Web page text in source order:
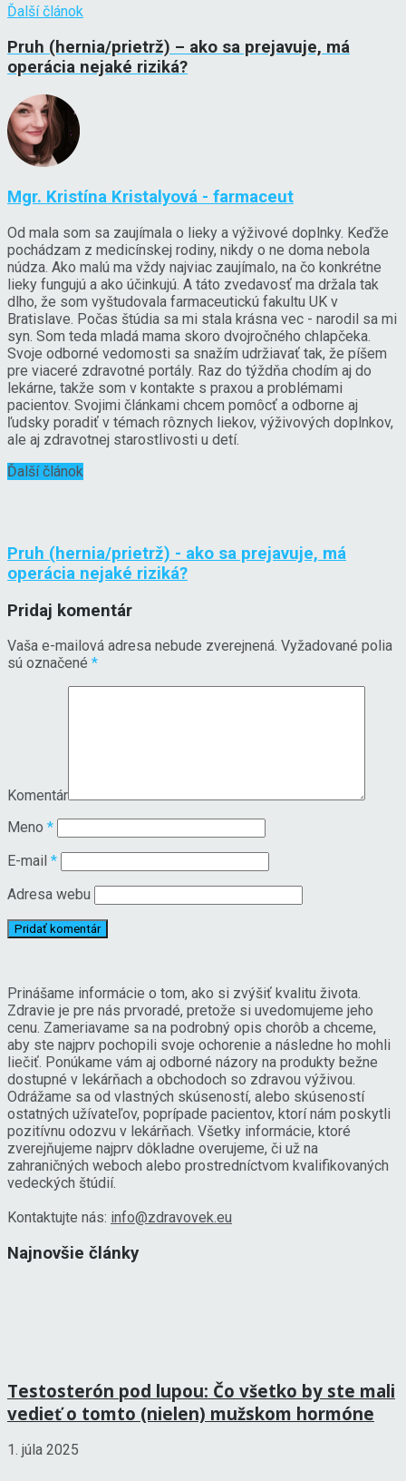
Ďalší článok
Pruh (hernia/prietrž) – ako sa prejavuje, má
operácia nejaké riziká?
Mgr. Kristína Kristalyová - farmaceut
Od mala som sa zaujímala o lieky a výživové doplnky. Keďže
pochádzam z medicínskej rodiny, nikdy o ne doma nebola
núdza. Ako malú ma vždy najviac zaujímalo, na čo konkrétne
lieky fungujú a ako účinkujú. A táto zvedavosť ma držala tak
dlho, že som vyštudovala farmaceutickú fakultu UK v
Bratislave. Počas štúdia sa mi stala krásna vec - narodil sa mi
syn. Som teda mladá mama skoro dvojročného chlapčeka.
Svoje odborné vedomosti sa snažím udržiavať tak, že píšem
pre viaceré zdravotné portály. Raz do týždňa chodím aj do
lekárne, takže som v kontakte s praxou a problémami
pacientov. Svojimi článkami chcem pomôcť a odborne aj
ľudsky poradiť v témach rôznych liekov, výživových doplnkov,
ale aj zdravotnej starostlivosti u detí.
Ďalší článok
Pruh (hernia/prietrž) - ako sa prejavuje, má
operácia nejaké riziká?
Pridaj komentár
Vaša e-mailová adresa nebude zverejnená. Vyžadované polia
sú označené *
Komentár
Meno *
E-mail *
Adresa webu
Prinášame informácie o tom, ako si zvýšiť kvalitu života.
Zdravie je pre nás prvoradé, pretože si uvedomujeme jeho
cenu. Zameriavame sa na podrobný opis chorôb a chceme,
aby ste najprv pochopili svoje ochorenie a následne ho mohli
liečiť. Ponúkame vám aj odborné názory na produkty bežne
dostupné v lekárňach a obchodoch so zdravou výživou.
Odrážame sa od vlastných skúseností, alebo skúseností
ostatných užívateľov, poprípade pacientov, ktorí nám poskytli
pozitívnu odozvu v lekárňach. Všetky informácie, ktoré
zverejňujeme najprv dôkladne overujeme, či už na
zahraničných weboch alebo prostredníctvom kvalifikovaných
vedeckých štúdií.
Kontaktujte nás: info@zdravovek.eu
Najnovšie články
Testosterón pod lupou: Čo všetko by ste mali
vedieť o tomto (nielen) mužskom hormóne
1. júla 2025